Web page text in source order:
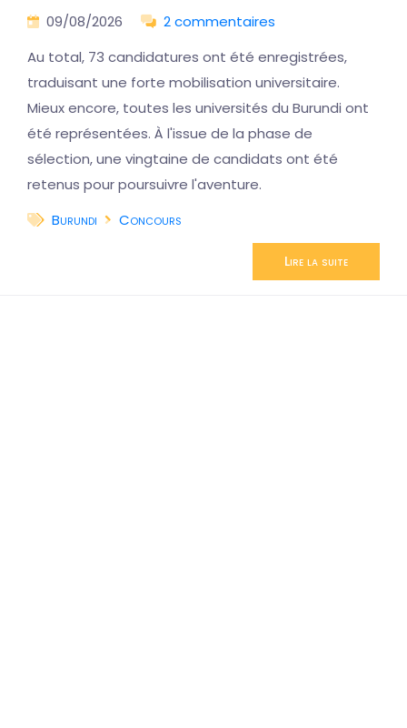
09/08/2026
2 commentaires
Au total, 73 candidatures ont été enregistrées,
traduisant une forte mobilisation universitaire.
Mieux encore, toutes les universités du Burundi ont
été représentées. À l'issue de la phase de
sélection, une vingtaine de candidats ont été
retenus pour poursuivre l'aventure.
Burundi
Concours
Lire la suite